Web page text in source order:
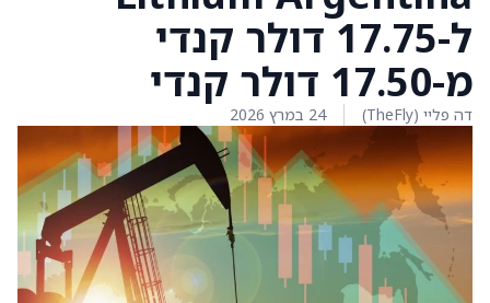
ל-17.75 דולר קנדי
מ-17.50 דולר קנדי
דה פליי (TheFly) 24 במרץ 2026